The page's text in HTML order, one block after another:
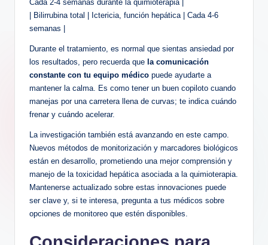
Cada 2-4 semanas durante la quimioterapia |
| Bilirrubina total | Ictericia, función hepática | Cada 4-6
semanas |
Durante el tratamiento, es normal que sientas ansiedad por
los resultados, pero recuerda que la comunicación
constante con tu equipo médico puede ayudarte a
mantener la calma. Es como tener un buen copiloto cuando
manejas por una carretera llena de curvas; te indica cuándo
frenar y cuándo acelerar.
La investigación también está avanzando en este campo.
Nuevos métodos de monitorización y marcadores biológicos
están en desarrollo, prometiendo una mejor comprensión y
manejo de la toxicidad hepática asociada a la quimioterapia.
Mantenerse actualizado sobre estas innovaciones puede
ser clave y, si te interesa, pregunta a tus médicos sobre
opciones de monitoreo que estén disponibles.